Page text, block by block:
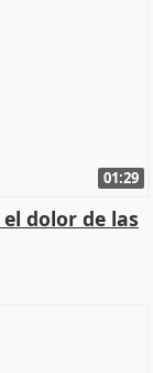
01:29
dolor de las